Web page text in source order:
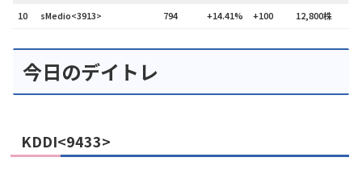
10
sMedio<3913> 794 +14.41% +100 12,800株
今日のデイトレ
KDDI<9433>